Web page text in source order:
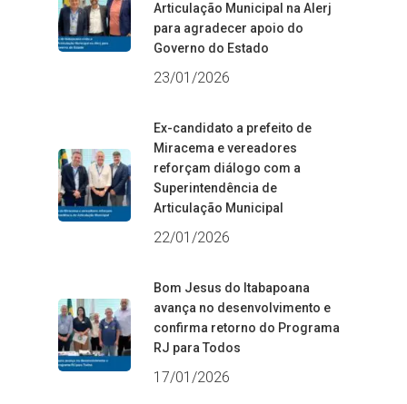
Articulação Municipal na Alerj
para agradecer apoio do
Governo do Estado
23/01/2026
Ex-candidato a prefeito de
Miracema e vereadores
reforçam diálogo com a
Superintendência de
Articulação Municipal
22/01/2026
Bom Jesus do Itabapoana
avança no desenvolvimento e
confirma retorno do Programa
RJ para Todos
17/01/2026